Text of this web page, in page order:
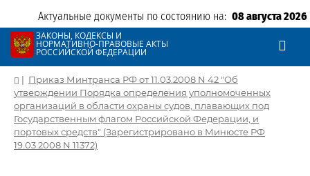
Актуальные документы по состоянию на: 08 августа 2026
ЗАКОНЫ, КОДЕКСЫ И
НОРМАТИВНО-ПРАВОВЫЕ АКТЫ
РОССИЙСКОЙ ФЕДЕРАЦИИ
| Приказ Минтранса РФ от 11.03.2008 N 42 "Об
утверждении Порядка определения уполномоченных
организаций в области охраны судов, плавающих под
Государственным флагом Российской Федерации, и
портовых средств" (Зарегистрировано в Минюсте РФ
19.03.2008 N 11372)